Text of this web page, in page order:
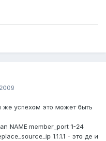
же успехом это может быть
NAME member_port 1-24
1.1.1.1 - это де и